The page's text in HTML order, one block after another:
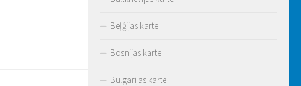
Beļģijas karte
Bosnijas karte
Bulgārijas karte